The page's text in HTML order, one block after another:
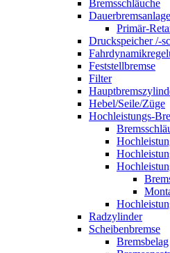
Bremsschläuche
Dauerbremsanlage
Primär-
Druckspeicher /-
Feststellbremse
Filter
Hebel/Seile/Züge
Hochleistungs-
Radzylinder
Scheibenbremse
Bremsbelag